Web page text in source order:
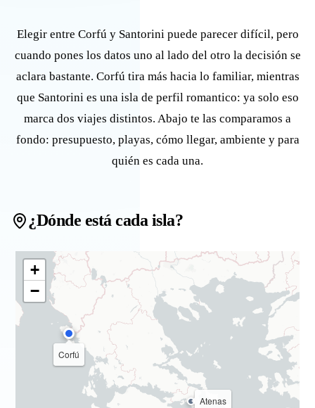
Elegir entre Corfú y Santorini puede parecer difícil, pero
cuando pones los datos uno al lado del otro la decisión se
aclara bastante. Corfú tira más hacia lo familiar, mientras
que Santorini es una isla de perfil romantico: ya solo eso
marca dos viajes distintos. Abajo te las comparamos a
fondo: presupuesto, playas, cómo llegar, ambiente y para
quién es cada una.
¿Dónde está cada isla?
Corfú
Atenas
+
−